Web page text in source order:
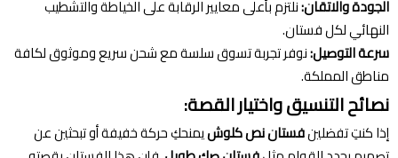
الجودة والاتقان:نلتزم بأعلى معايير الرقابة على الخياطة والتشطيب
النهائي لكل فستان.
سرعة التوصيل:نوفر تجربة تسوق سلسة مع شحن سريع وموثوق لكافة
مناطق المملكة.
نصائح التنسيق واختيار القصة:
إذا كنتِ تفضلينفستان نص كلوشيمنحكِ حركة خفيفة أو تبحثين عن